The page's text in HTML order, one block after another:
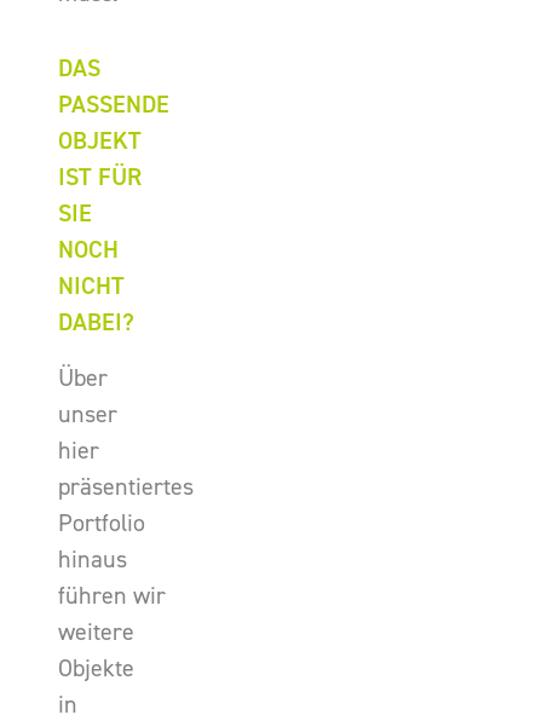
DAS
PASSENDE
OBJEKT
IST FÜR
SIE
NOCH
NICHT
DABEI?
Über
unser
hier
präsentiertes
Portfolio
hinaus
führen wir
weitere
Objekte
in